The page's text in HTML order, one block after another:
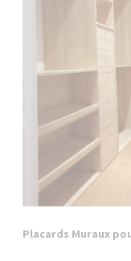
Placards Muraux